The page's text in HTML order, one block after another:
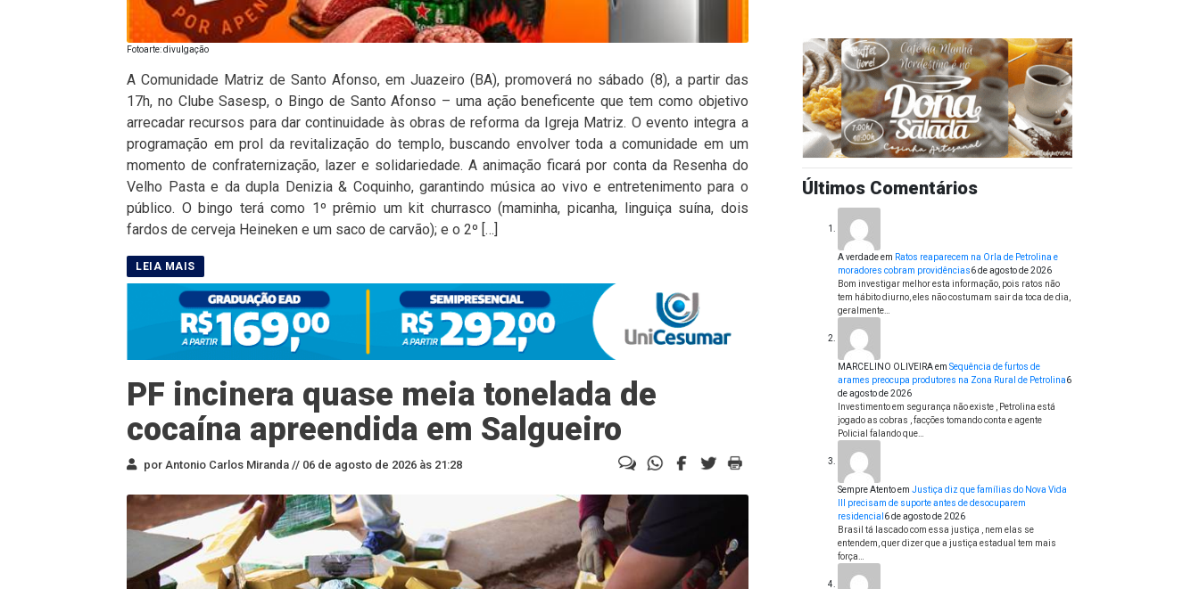
Fotoarte: divulgação
A Comunidade Matriz de Santo Afonso, em Juazeiro (BA), promoverá no sábado (8), a partir das
17h, no Clube Sasesp, o Bingo de Santo Afonso – uma ação beneficente que tem como objetivo
arrecadar recursos para dar continuidade às obras de reforma da Igreja Matriz. O evento integra a
programação em prol da revitalização do templo, buscando envolver toda a comunidade em um
momento de confraternização, lazer e solidariedade. A animação ficará por conta da Resenha do
Velho Pasta e da dupla Denizia & Coquinho, garantindo música ao vivo e entretenimento para o
público. O bingo terá como 1º prêmio um kit churrasco (maminha, picanha, linguiça suína, dois
fardos de cerveja Heineken e um saco de carvão); e o 2º […]
PF incinera quase meia tonelada de
cocaína apreendida em Salgueiro
por Antonio Carlos Miranda // 06 de agosto de 2026 às 21:28
Últimos Comentários
A verdadeem Ratos reaparecem na Orla de Petrolina e
moradores cobram providências6 de agosto de 2026
Bom investigar melhor esta informação, pois ratos não
tem hábito diurno, eles não costumam sair da toca de dia,
geralmente…
MARCELINO OLIVEIRAem Sequência de furtos de
arames preocupa produtores na Zona Rural de Petrolina6
de agosto de 2026
Investimento em segurança não existe , Petrolina está
jogado as cobras , facções tomando conta e agente
Policial falando que…
Sempre Atentoem Justiça diz que famílias do Nova Vida
III precisam de suporte antes de desocuparem
residencial 6 de agosto de 2026
Brasil tá lascado com essa justiça , nem elas se
entendem, quer dizer que a justiça estadual tem mais
força…